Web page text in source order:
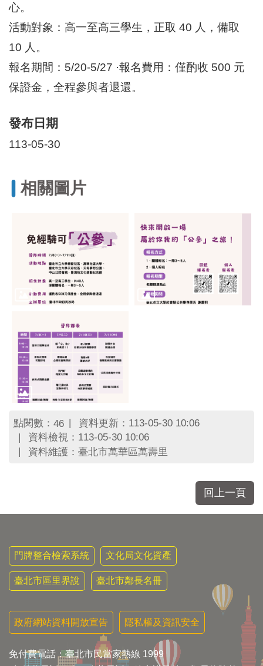
心。
活動對象：高一至高三學生，正取 40 人，備取
10 人。
報名期間：5/20-5/27 ·報名費用：僅酌收 500 元
保證金，全程參與者退還。
發布日期
113-05-30
相關圖片
點閱數： 46
資料更新：113-05-30 10:06
資料檢視：113-05-30 10:06
資料維護：臺北市萬華區萬壽里
回上一頁
門牌整合檢索系統 文化局文化資產
臺北市區里界說 臺北市鄰長名冊
政府網站資料開放宣告 隱私權及資訊安全
免付費電話：臺北市民當家熱線 1999